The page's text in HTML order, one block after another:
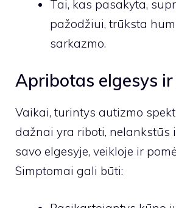
Tai, kas pasakyta,
pažodžiui, trūksta
sarkazmo.
Apribotas elgesys
Vaikai, turintys autizmo
dažnai yra riboti, nelankstūs
savo elgesyje, veikloje ir
Simptomai gali būti: